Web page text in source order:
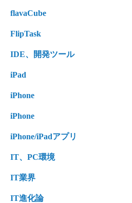
flavaCube
FlipTask
IDE、開発ツール
iPad
iPhone
iPhone
iPhone/iPadアプリ
IT、PC環境
IT業界
IT進化論